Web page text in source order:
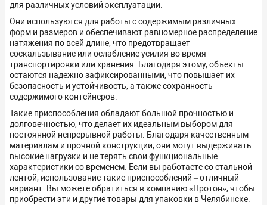
для различных условий эксплуатации.
Они используются для работы с содержимым различных
форм и размеров и обеспечивают равномерное распределение
натяжения по всей длине, что предотвращает
соскальзывание или ослабление усилия во время
транспортировки или хранения. Благодаря этому, объекты
остаются надежно зафиксированными, что повышает их
безопасность и устойчивость, а также сохранность
содержимого контейнеров.
Такие приспособления обладают большой прочностью и
долговечностью, что делает их идеальным выбором для
постоянной непрерывной работы. Благодаря качественным
материалам и прочной конструкции, они могут выдерживать
высокие нагрузки и не терять свои функциональные
характеристики со временем. Если вы работаете со стальной
лентой, использование такие приспособлений – отличный
вариант. Вы можете обратиться в компанию «Протон», чтобы
приобрести эти и другие товары для упаковки в Челябинске.